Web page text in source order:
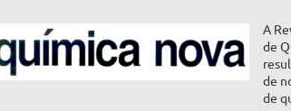
A
de
de
de